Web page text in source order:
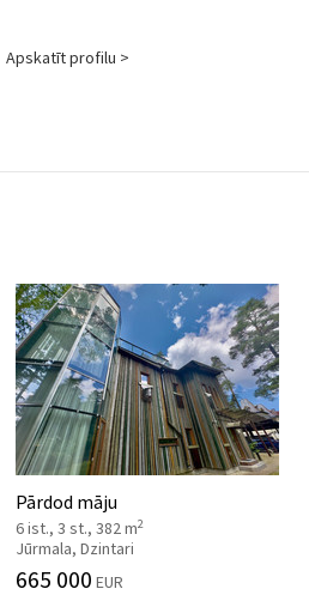
Apskatīt profilu >
Pārdod māju
6 ist., 3 st., 382 m2
Jūrmala, Dzintari
665 000 EUR